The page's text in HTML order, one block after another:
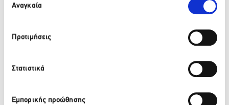
των Cookies μας.
συγκατάθεσης
Αναγκαία
Προτιμήσεις
Στατιστικά
Εμπορικής προώθησης